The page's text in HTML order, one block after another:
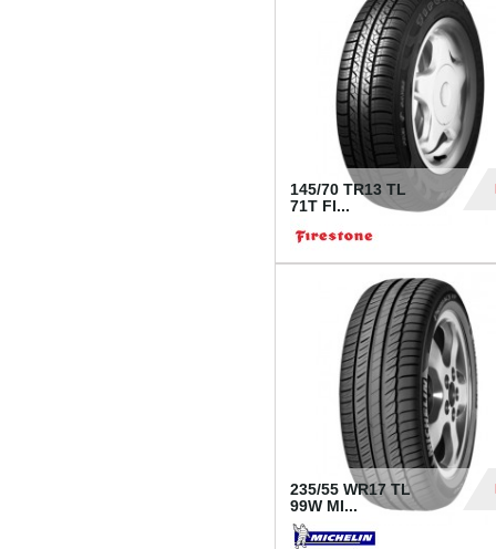
145/70 TR13 TL
71T FI...
235/55 WR17 TL
99W MI...